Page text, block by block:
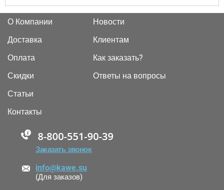
О Компании
Доставка
Оплата
Скидки
Новости
Клиентам
Как заказать?
Ответы на вопросы
Статьи
Контакты
88005555550
Заказать звонок
info@kawe.su
(Для заказов)